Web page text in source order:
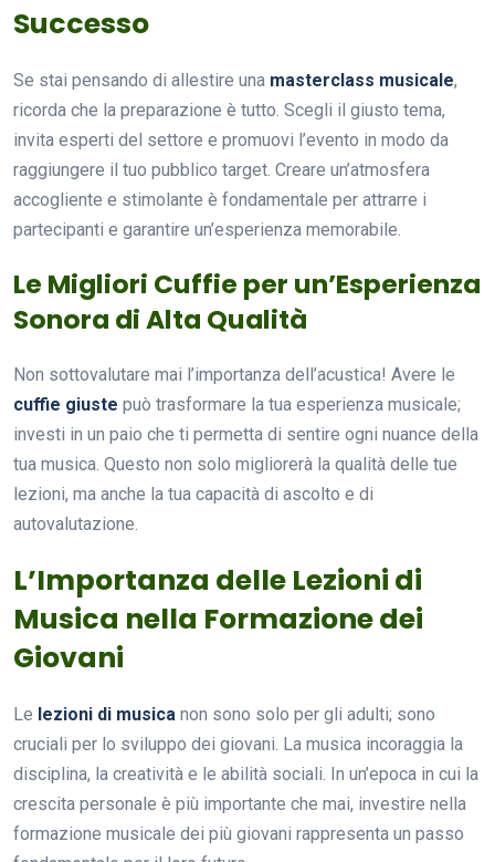
Successo
Se stai pensando di allestire una masterclass musicale,
ricorda che la preparazione è tutto. Scegli il giusto tema,
invita esperti del settore e promuovi l’evento in modo da
raggiungere il tuo pubblico target. Creare un’atmosfera
accogliente e stimolante è fondamentale per attrarre i
partecipanti e garantire un’esperienza memorabile.
Le Migliori Cuffie per un’Esperienza
Sonora di Alta Qualità
Non sottovalutare mai l’importanza dell’acustica! Avere le
cuffie giuste può trasformare la tua esperienza musicale;
investi in un paio che ti permetta di sentire ogni nuance della
tua musica. Questo non solo migliorerà la qualità delle tue
lezioni, ma anche la tua capacità di ascolto e di
autovalutazione.
L’Importanza delle Lezioni di
Musica nella Formazione dei
Giovani
Le lezioni di musica non sono solo per gli adulti; sono
cruciali per lo sviluppo dei giovani. La musica incoraggia la
disciplina, la creatività e le abilità sociali. In un’epoca in cui la
crescita personale è più importante che mai, investire nella
formazione musicale dei più giovani rappresenta un passo